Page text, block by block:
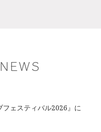
ェスティバル2026』に